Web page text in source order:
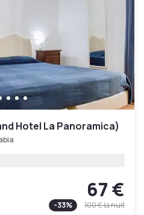
Hotel La Panoramica)
67 €
-33% 100 €la nuit